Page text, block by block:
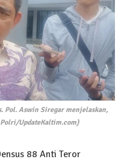
Pol. Aswin Siregar menjelaskan,
UpdateKaltim.com)
88 Anti Teror